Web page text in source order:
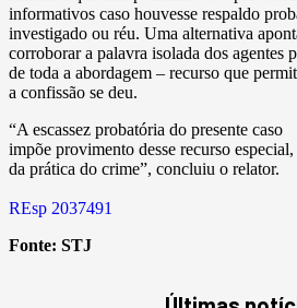
informativos caso houvesse respaldo
investigado ou réu. Uma alternativa
corroborar a palavra isolada dos agentes
de toda a abordagem – recurso que
a confissão se deu.
“A escassez probatória do presente caso
impõe provimento desse recurso
da prática do crime”, concluiu o relator.
REsp 2037491
Fonte: STJ